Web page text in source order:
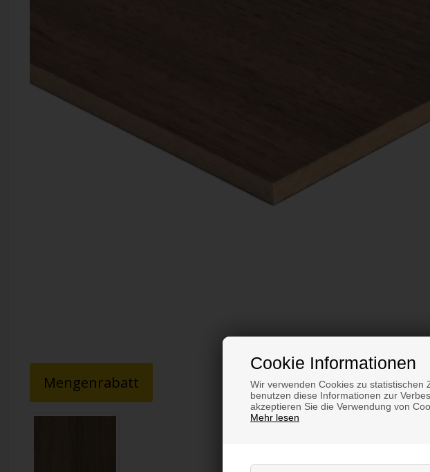
Cookie Informationen
Wir verwenden Cookies zu statistischen
benutzen diese Informationen zur
akzeptieren Sie die Verwendung von
Mehr lesen
Mengenrabatt